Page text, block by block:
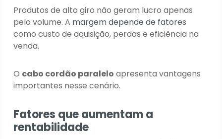
Produtos de alto giro não geram lucro apenas
pelo volume. A margem depende de fatores
como custo de aquisição, perdas e eficiência na
venda.
O cabo cordão paralelo apresenta vantagens
importantes nesse cenário.
Fatores que aumentam a
rentabilidade